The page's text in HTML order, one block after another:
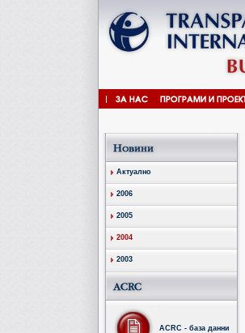
Актуално
2006
2005
2004
2003
ACRC - база данни